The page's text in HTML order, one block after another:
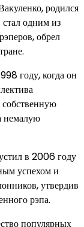
родился
одним из
обрел
году, когда он
немалую
в 2006 году
успехом и
утвердив
рэпа.
популярных